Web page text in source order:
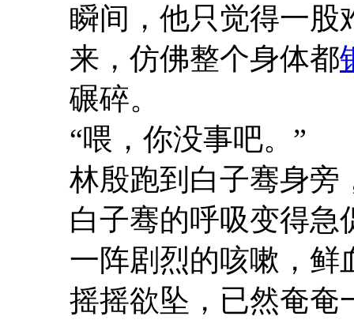
瞬间，他只觉得一股
来，仿佛整个身体都
碾碎。
“喂，你没事吧。”
林殷跑到白子骞身旁
白子骞的呼吸变得急
一阵剧烈的咳嗽，鲜
摇摇欲坠，已然奄奄